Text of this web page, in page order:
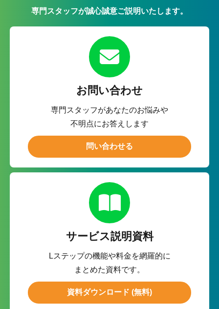
専門スタッフが誠心誠意ご説明いたします。
お問い合わせ
専門スタッフがあなたのお悩みや
不明点にお答えします
問い合わせる
サービス説明資料
Lステップの機能や料金を網羅的に
まとめた資料です。
資料ダウンロード (無料)